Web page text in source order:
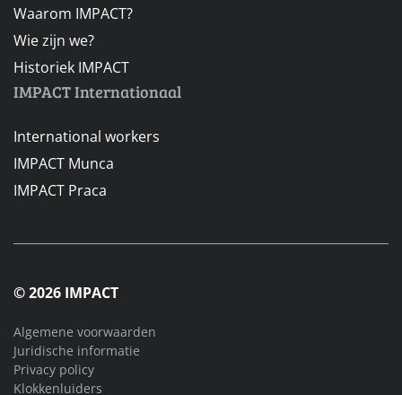
Waarom IMPACT?
Wie zijn we?
Historiek IMPACT
IMPACT Internationaal
International workers
IMPACT Munca
IMPACT Praca
© 2026 IMPACT
Algemene voorwaarden
Juridische informatie
Privacy policy
Klokkenluiders